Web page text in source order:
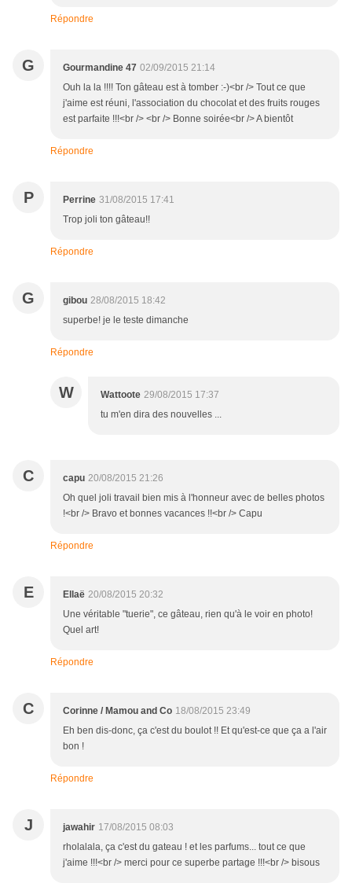
Répondre
G Gourmandine 47 02/09/2015 21:14
Ouh la la !!!! Ton gâteau est à tomber :-)<br /> Tout ce que
j'aime est réuni, l'association du chocolat et des fruits rouges
est parfaite !!!<br /> <br /> Bonne soirée<br /> A bientôt
Répondre
P Perrine 31/08/2015 17:41
Trop joli ton gâteau!!
Répondre
G gibou 28/08/2015 18:42
superbe! je le teste dimanche
Répondre
W Wattoote 29/08/2015 17:37
tu m'en dira des nouvelles ...
C capu 20/08/2015 21:26
Oh quel joli travail bien mis à l'honneur avec de belles photos
!<br /> Bravo et bonnes vacances !!<br /> Capu
Répondre
E Ellaë 20/08/2015 20:32
Une véritable "tuerie", ce gâteau, rien qu'à le voir en photo!
Quel art!
Répondre
C Corinne / Mamou and Co 18/08/2015 23:49
Eh ben dis-donc, ça c'est du boulot !! Et qu'est-ce que ça a l'air
bon !
Répondre
J jawahir 17/08/2015 08:03
rholalala, ça c'est du gateau ! et les parfums... tout ce que
j'aime !!!<br /> merci pour ce superbe partage !!!<br /> bisous